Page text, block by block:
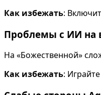
Как избежать:
Проблемы с ИИ на
На «Божественной»
Как избежать: